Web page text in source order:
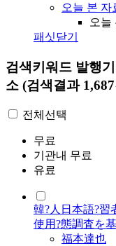
오늘 본 자
오늘
패싯닫기
검색키워드 발행
소 (검색결과
전체선택
무료
기관내 무료
유료
韓?人日本語?習
使用?態調査を
福本達也